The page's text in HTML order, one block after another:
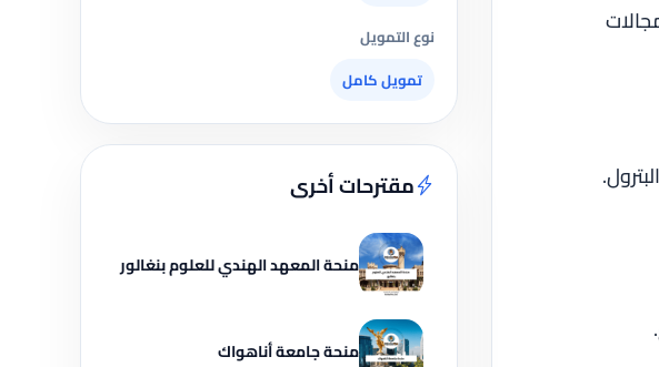
نوع التمويل
تمويل كامل
مقترحات أخرى
منحة المعهد الهندي للعلوم بنغالور
منحة جامعة أناهواك